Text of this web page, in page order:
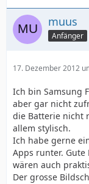
muus
Anfänger
17. Dezember 2012
Ich bin Samsung
aber gar nicht
die Batterie nicht
allem stylisch.
Ich habe gerne
Apps runter. Gute
wären auch
Der grosse